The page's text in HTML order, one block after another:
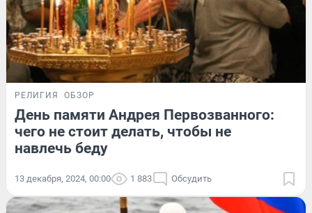
РЕЛИГИЯ ОБЗОР
День памяти Андрея Первозванного:
чего не стоит делать, чтобы не
навлечь беду
13 декабря, 2024, 00:00 1 883 Обсудить